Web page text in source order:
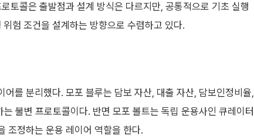
토콜은 출발점과 설계 방식은 다르지만, 공통적으로 기초 실행
험 조건을 설계하는 방향으로 수렴하고 있다.
를 분리했다. 모포 블루는 담보 자산, 대출 자산, 담보인정비율,
불변 프로토콜이다. 반면 모포 볼트는 독립 운용사인 큐레이터
조정하는 운용 레이어 역할을 한다.